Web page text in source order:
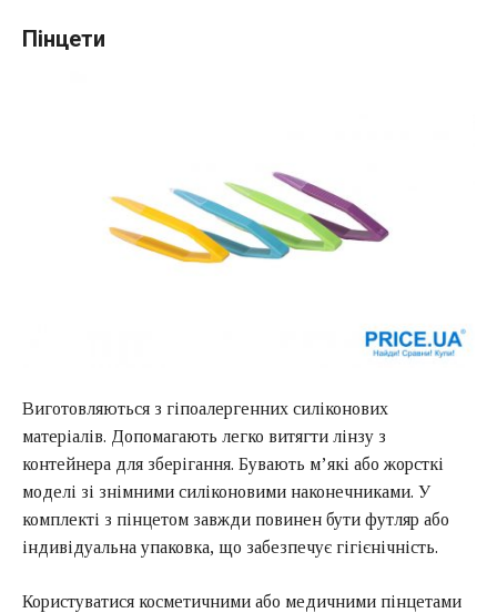
Пінцети
Виготовляються з гіпоалергенних силіконових
матеріалів. Допомагають легко витягти лінзу з
контейнера для зберігання. Бувають м’які або жорсткі
моделі зі знімними силіконовими наконечниками. У
комплекті з пінцетом завжди повинен бути футляр або
індивідуальна упаковка, що забезпечує гігієнічність.
Користуватися косметичними або медичними пінцетами